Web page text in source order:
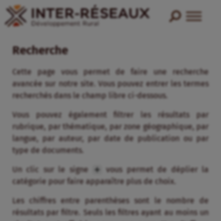
Recherche
Cette page vous permet de faire une recherche
avancée sur notre site. Vous pouvez entrer les termes
recherchés dans le champ libre ci-dessous.
Vous pouvez également filtrer les résultats par
rubrique, par thématique, par zone géographique, par
langue, par auteur, par date de publication ou par
type de documents.
Un clic sur le signe
vous permet de déplier la
catégorie pour faire apparaître plus de choix.
Les chiffres entre parenthèses sont le nombre de
résultats par filtre. Seuls les filtres ayant au moins un